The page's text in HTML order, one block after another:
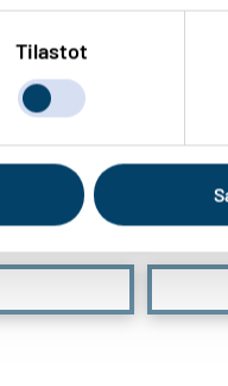
Tilastot
tiedon?